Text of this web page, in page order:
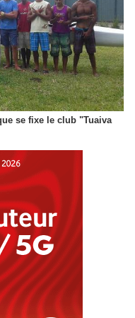
se fixe le club "Tuaiva